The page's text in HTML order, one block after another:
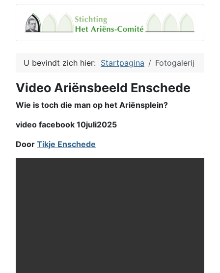
U bevindt zich hier: Startpagina Fotogalerij
Video Ariënsbeeld Enschede
Wie is toch die man op het Ariënsplein?
video facebook 10juli2025
Door Tikje Enschede